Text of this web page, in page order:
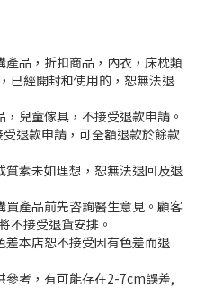
品，折扣商品，內衣，床枕類
已經開封和使用的，恕無法退
兒童傢具，不接受退款申請。
退款申請，可全額退款於餘款
素未如理想，恕無法退回及退
產品前先咨詢醫生意見。顧客
不接受退貨安排。
本店恕不接受因有色差而退
參考，有可能存在2-7cm誤差,